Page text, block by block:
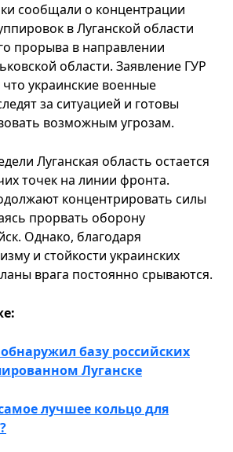
сообщали о концентрации
в Луганской области
прорыва в направлении
области. Заявление ГУР
украинские военные
за ситуацией и готовы
возможным угрозам.
Луганская область остается
точек на линии фронта.
концентрировать силы
прорвать оборону
Однако, благодаря
и стойкости украинских
врага постоянно срываются.
базу российских
Луганске
лучшее кольцо для